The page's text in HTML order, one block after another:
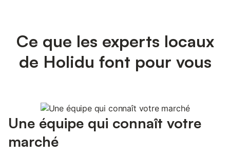
Ce que les experts locaux
de Holidu font pour vous
Une équipe qui connaît votre
marché